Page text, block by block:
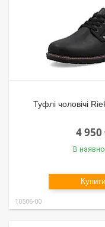
Туфлі чоловічі
4 950
В
Купити
10506-00